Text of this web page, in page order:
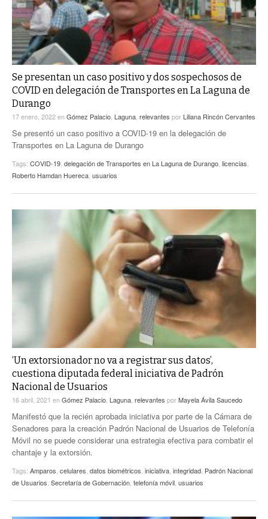
Se presentan un caso positivo y dos sospechosos de
COVID en delegación de Transportes en La Laguna de
Durango
17 enero, 2022enGómez Palacio, Laguna, relevantes por Liliana Rincón Cervantes
Se presentó un caso positivo a COVID-19 en la delegación de
Transportes en La Laguna de Durango
Tags: COVID-19, delegación de Transportes en La Laguna de Durango, licencias,
Roberto Hamdan Huereca, usuarios
‘Un extorsionador no va a registrar sus datos’,
cuestiona diputada federal iniciativa de Padrón
Nacional de Usuarios
16 abril, 2021 enGómez Palacio Laguna relevantes porMayela Ávila Saucedo
Manifestó que la recién aprobada iniciativa por parte de la Cámara de
Senadores para la creación Padrón Nacional de Usuarios de Telefonía
Móvil no se puede considerar una estrategia efectiva para combatir el
chantaje y la extorsión.
Tags: Amparos celulares datos biométricos iniciativa integridad Padrón Nacional
de Usuarios Secretaría de Gobernación telefonía móvil usuarios